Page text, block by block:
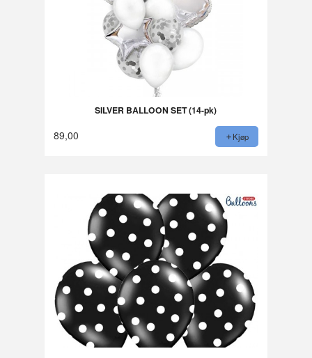
SILVER BALLOON SET (14-pk)
89,00 Kjøp